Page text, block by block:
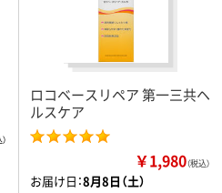
ロコベースリペア 第一三共ヘ
ルスケア
￥1,980（税込）
お届け日：8月8日（土）